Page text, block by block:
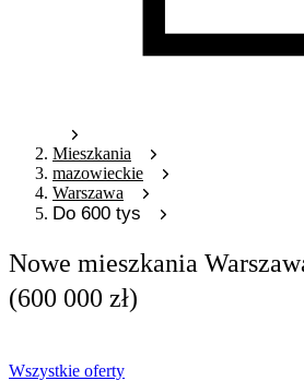
Mieszkania
mazowieckie
Warszawa
Do 600 tys
Nowe mieszkania
(600 000 zł)
Wszystkie oferty